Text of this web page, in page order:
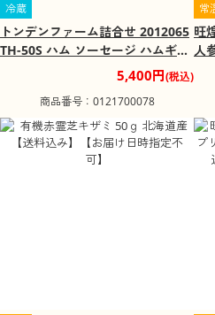
冷蔵
トンデンファーム詰合せ 2012065
TH-50S ハム ソーセージ ハムギフ
ト【送料込み】【二重包装不可】
【お届け不可地域：沖縄・離島】
5,400円(税込)
商品番号：0121700078
常
旺
人